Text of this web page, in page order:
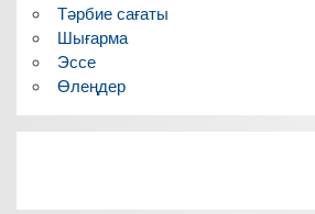
Тәрбие сағаты
Шығарма
Эссе
Өлеңдер